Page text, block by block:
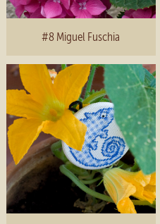
#8 Miguel Fuschia